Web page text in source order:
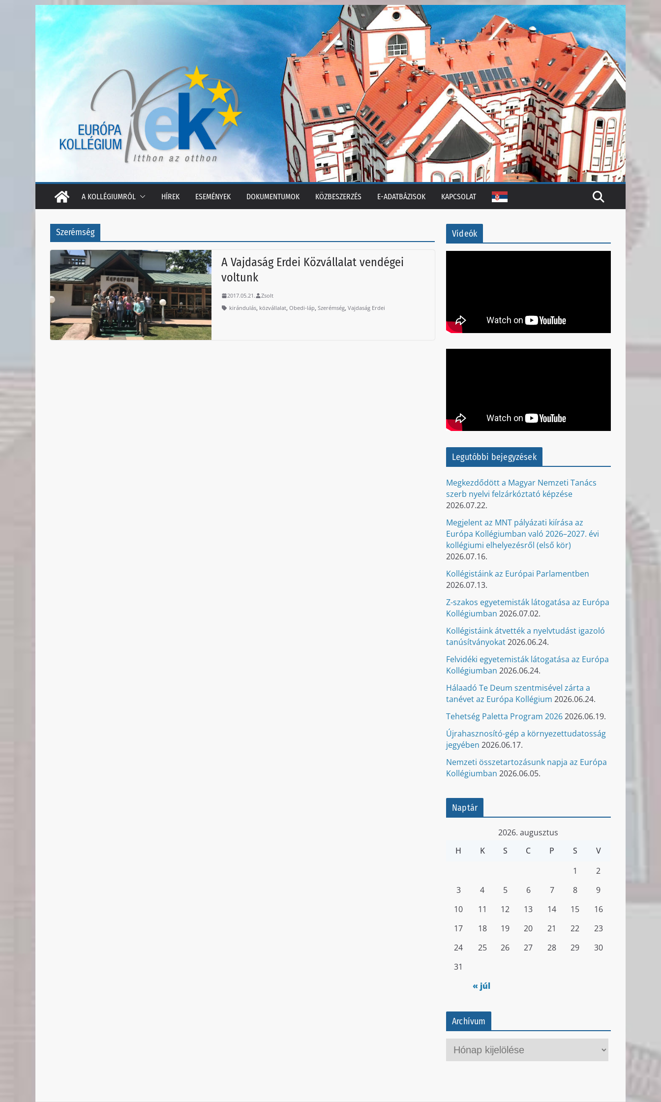
to
content
A KOLLÉGIUMRÓL HÍREK ESEMÉNYEK DOKUMENTUMOK KÖZBESZERZÉS E-ADATBÁZISOK KAPCSOLAT
Szerémség
A Vajdaság Erdei Közvállalat vendégei
voltunk
2017.05.21.
Zsolt
kirándulás, közvállalat,Obedi-láp,Szerémség,Vajdaság Erdei
Videók
Legutóbbi bejegyzések
Megkezdődött a Magyar Nemzeti Tanács
szerb nyelvi felzárkóztató képzése
2026.07.22.
Megjelent az MNT pályázati kiírása az
Európa Kollégiumban való 2026–2027. évi
kollégiumi elhelyezésről (első kör)
2026.07.16.
Kollégistáink az Európai Parlamentben
2026.07.13.
Z-szakos egyetemisták látogatása az Európa
Kollégiumban 2026.07.02.
Kollégistáink átvették a nyelvtudást igazoló
tanúsítványokat2026.06.24.
Felvidéki egyetemisták látogatása az Európa
Kollégiumban 2026.06.24.
Hálaadó Te Deum szentmisével zárta a
tanévet az Európa Kollégium 2026.06.24.
Tehetség Paletta Program 20262026.06.19.
Újrahasznosító-gép a környezettudatosság
jegyében 2026.06.17.
Nemzeti összetartozásunk napja az Európa
Kollégiumban 2026.06.05.
Naptár
2026. augusztus
H
K S C P S V
« júl
1
2
3
4 5 6 7 8
9
10
11 12 13 14 15
16
17
18 19 20 21 22
23
24
25 26 27 28 29
30
31
Archívum
r